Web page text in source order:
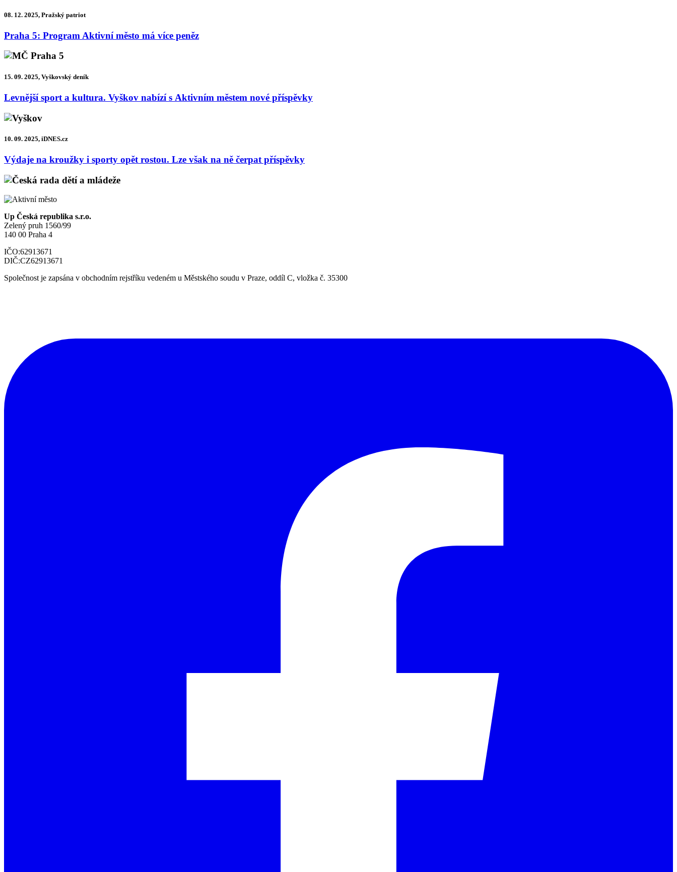
08. 12. 2025, Pražský patriot
Praha 5: Program Aktivní město má více peněz
15. 09. 2025, Vyškovský deník
Levnější sport a kultura. Vyškov nabízí s Aktivním městem nové příspěvky
10. 09. 2025, iDNES.cz
Výdaje na kroužky i sporty opět rostou. Lze však na ně čerpat příspěvky
Up Česká republika s.r.o.
Zelený pruh 1560/99
140 00 Praha 4
IČO:62913671
DIČ:CZ62913671
Společnost je zapsána v obchodním rejstříku vedeném u Městského soudu v Praze, oddíl C, vložka č. 35300